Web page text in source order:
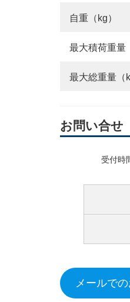
自重（kg）
最大積荷重量
最大総重量（
お問い合せ
受付時間：
メールでの